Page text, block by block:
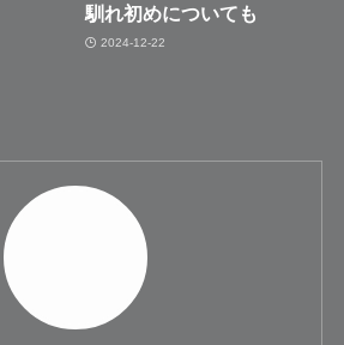
馴れ初めについても
2024-12-22